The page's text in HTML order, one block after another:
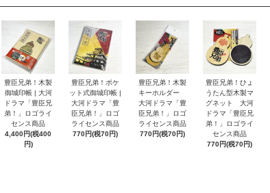
豊臣兄弟！木製
御城印帳 | 大河
ドラマ「豊臣兄
弟！」ロゴライ
センス商品
4,400円(税400
円)
豊臣兄弟！ポケ
ット式御城印帳 |
大河ドラマ「豊
臣兄弟！」ロゴ
ライセンス商品
770円(税70円)
豊臣兄弟！木製
キーホルダー
大河ドラマ「豊
臣兄弟！」ロゴ
ライセンス商品
770円(税70円)
豊臣兄弟！ひょ
うたん型木製マ
グネット 大河
ドラマ「豊臣兄
弟！」ロゴライ
センス商品
770円(税70円)